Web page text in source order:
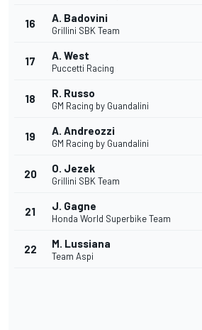
16 A. Badovini
Grillini SBK Team
17 A. West
Puccetti Racing
18 R. Russo
GM Racing by Guandalini
19 A. Andreozzi
GM Racing by Guandalini
20 O. Jezek
Grillini SBK Team
21 J. Gagne
Honda World Superbike Team
22 M. Lussiana
Team Aspi